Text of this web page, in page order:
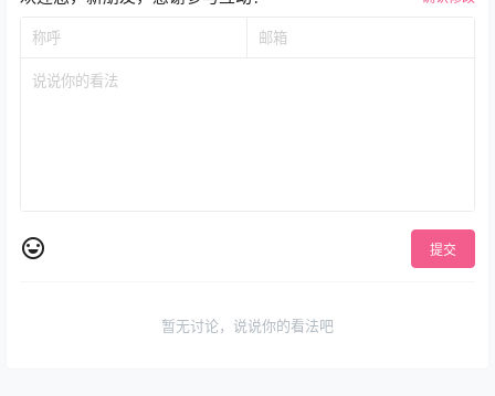
提交
暂无讨论，说说你的看法吧